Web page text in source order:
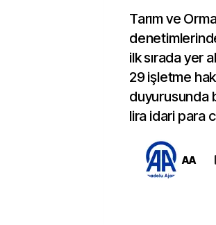
Tarım ve
ilk sırada yer
29 işletme
duyurusunda
lira idari para
AA